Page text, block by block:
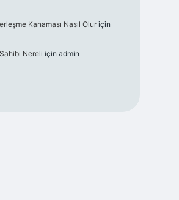
Kanaması Nasıl Oluriçin
Nereli için admin